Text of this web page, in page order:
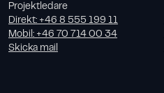
Projektledare
Direkt: +46 8 555 199 11
Mobil : +46 70 714 00 34
Skicka mail